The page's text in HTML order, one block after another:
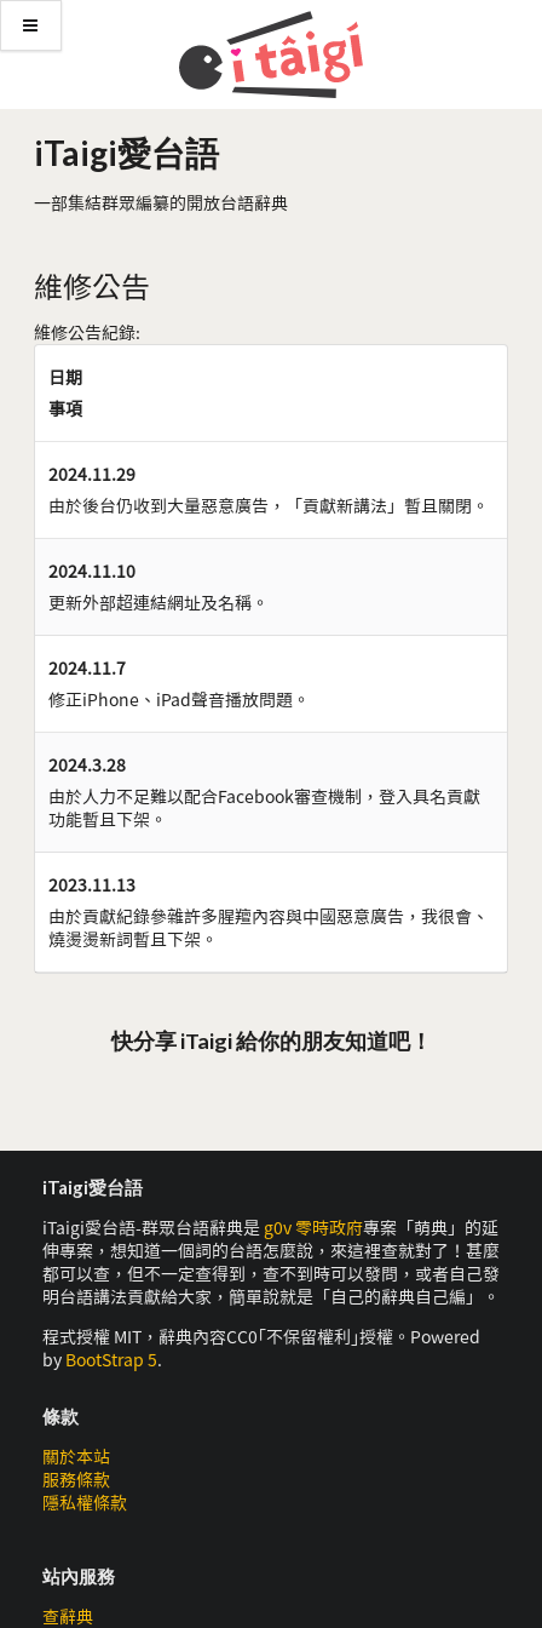
iTaigi愛台語
一部集結群眾編纂的開放台語辭典
維修公告
維修公告紀錄:
日期
事項
2024.11.29
由於後台仍收到大量惡意廣告，「貢獻新講法」暫且關閉。
2024.11.10
更新外部超連結網址及名稱。
2024.11.7
修正iPhone、iPad聲音播放問題。
2024.3.28
由於人力不足難以配合Facebook審查機制，登入具名貢獻
功能暫且下架。
2023.11.13
由於貢獻紀錄參雜許多腥羶內容與中國惡意廣告，我很會、
燒燙燙新詞暫且下架。
快分享 iTaigi 給你的朋友知道吧！
iTaigi愛台語
iTaigi愛台語-群眾台語辭典是 g0v 零時政府專案「萌典」的延
伸專案，想知道一個詞的台語怎麼說，來這裡查就對了！甚麼
都可以查，但不一定查得到，查不到時可以發問，或者自己發
明台語講法貢獻給大家，簡單說就是「自己的辭典自己編」。
程式授權 MIT，辭典內容CC0｢不保留權利｣授權。Powered
by BootStrap 5.
條款
關於本站
服務條款
隱私權條款
站內服務
查辭典